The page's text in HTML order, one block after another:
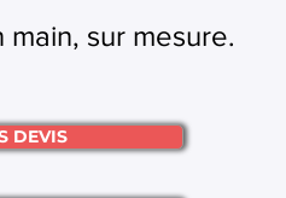
sur mesure.
DEVIS